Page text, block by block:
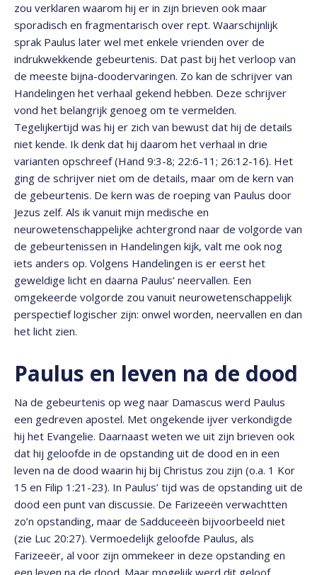
zou verklaren waarom hij er in zijn brieven ook maar
sporadisch en fragmentarisch over rept. Waarschijnlijk
sprak Paulus later wel met enkele vrienden over de
indrukwekkende gebeurtenis. Dat past bij het verloop van
de meeste bijna-doodervaringen. Zo kan de schrijver van
Handelingen het verhaal gekend hebben. Deze schrijver
vond het belangrijk genoeg om te vermelden.
Tegelijkertijd was hij er zich van bewust dat hij de details
niet kende. Ik denk dat hij daarom het verhaal in drie
varianten opschreef (Hand 9:3-8; 22:6-11; 26:12-16). Het
ging de schrijver niet om de details, maar om de kern van
de gebeurtenis. De kern was de roeping van Paulus door
Jezus zelf. Als ik vanuit mijn medische en
neurowetenschappelijke achtergrond naar de volgorde van
de gebeurtenissen in Handelingen kijk, valt me ook nog
iets anders op. Volgens Handelingen is er eerst het
geweldige licht en daarna Paulus’ neervallen. Een
omgekeerde volgorde zou vanuit neurowetenschappelijk
perspectief logischer zijn: onwel worden, neervallen en dan
het licht zien.
Paulus en leven na de dood
Na de gebeurtenis op weg naar Damascus werd Paulus
een gedreven apostel. Met ongekende ijver verkondigde
hij het Evangelie. Daarnaast weten we uit zijn brieven ook
dat hij geloofde in de opstanding uit de dood en in een
leven na de dood waarin hij bij Christus zou zijn (o.a. 1 Kor
15 en Filip 1:21-23). In Paulus’ tijd was de opstanding uit de
dood een punt van discussie. De Farizeeën verwachtten
zo’n opstanding, maar de Sadduceeën bijvoorbeeld niet
(zie Luc 20:27). Vermoedelijk geloofde Paulus, als
Farizeeër, al voor zijn ommekeer in deze opstanding en